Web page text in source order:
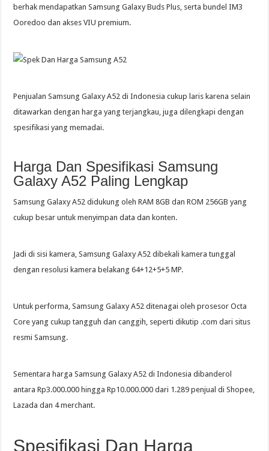
berhak mendapatkan Samsung Galaxy Buds Plus, serta bundel IM3
Ooredoo dan akses VIU premium.
Penjualan Samsung Galaxy A52 di Indonesia cukup laris karena selain
ditawarkan dengan harga yang terjangkau, juga dilengkapi dengan
spesifikasi yang memadai.
Harga Dan Spesifikasi Samsung
Galaxy A52 Paling Lengkap
Samsung Galaxy A52 didukung oleh RAM 8GB dan ROM 256GB yang
cukup besar untuk menyimpan data dan konten.
Jadi di sisi kamera, Samsung Galaxy A52 dibekali kamera tunggal
dengan resolusi kamera belakang 64+12+5+5 MP.
Untuk performa, Samsung Galaxy A52 ditenagai oleh prosesor Octa
Core yang cukup tangguh dan canggih, seperti dikutip .com dari situs
resmi Samsung.
Sementara harga Samsung Galaxy A52 di Indonesia dibanderol
antara Rp3.000.000 hingga Rp10.000.000 dari 1.289 penjual di Shopee,
Lazada dan 4 merchant.
Spesifikasi Dan Harga